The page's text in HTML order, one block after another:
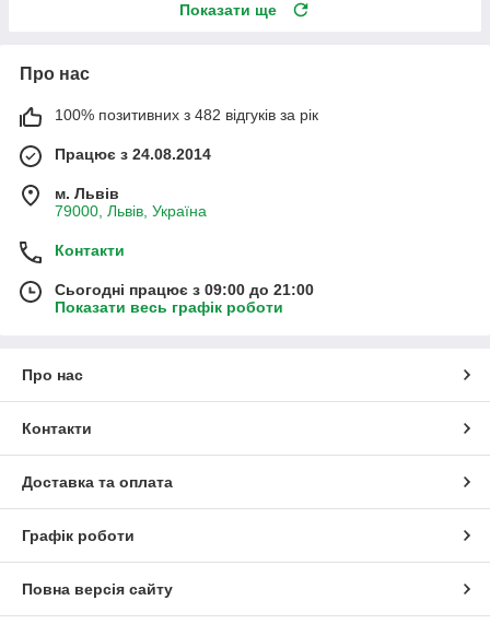
Показати ще
Про нас
100% позитивних з 482 відгуків за рік
Працює з 24.08.2014
м. Львів
79000, Львів, Україна
Контакти
Сьогодні працює з 09:00 до 21:00
Показати весь графік роботи
Про нас
Контакти
Доставка та оплата
Графік роботи
Повна версія сайту